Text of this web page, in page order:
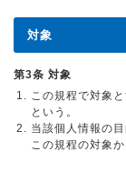
対象
第3条 対象
この規程で対象
という。
当該個人情報の
この規程の対象